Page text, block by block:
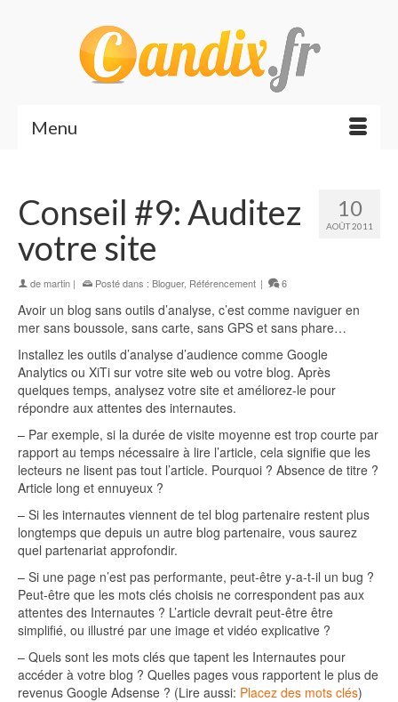
Menu
10
AOÛT 2011
Conseil #9: Auditez
votre site
demartin | Posté dans : Bloguer, Référencement | 6
Avoir un blog sans outils d’analyse, c’est comme naviguer en
mer sans boussole, sans carte, sans GPS et sans phare…
Installez les outils d’analyse d’audience comme Google
Analytics ou XiTi sur votre site web ou votre blog. Après
quelques temps, analysez votre site et améliorez-le pour
répondre aux attentes des internautes.
– Par exemple, si la durée de visite moyenne est trop courte par
rapport au temps nécessaire à lire l’article, cela signifie que les
lecteurs ne lisent pas tout l’article. Pourquoi ? Absence de titre ?
Article long et ennuyeux ?
– Si les internautes viennent de tel blog partenaire restent plus
longtemps que depuis un autre blog partenaire, vous saurez
quel partenariat approfondir.
– Si une page n’est pas performante, peut-être y-a-t-il un bug ?
Peut-être que les mots clés choisis ne correspondent pas aux
attentes des Internautes ? L’article devrait peut-être être
simplifié, ou illustré par une image et vidéo explicative ?
– Quels sont les mots clés que tapent les Internautes pour
accéder à votre blog ? Quelles pages vous rapportent le plus de
revenus Google Adsense ? (Lire aussi: Placez des mots clés)